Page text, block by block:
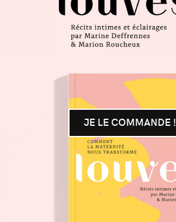
JE LE COMMANDE !